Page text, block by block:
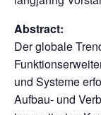
Abstract:
Der globale
und Systeme
Aufbau- und